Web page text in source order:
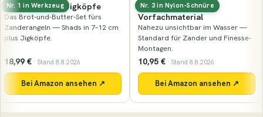
Nr. 3 in Nylon-Schnüre
Fluorocarbon-
Vorfachmaterial
Nahezu unsichtbar im Wasser —
Standard für Zander und Finesse-
10,95 € · Stand 8.8.2026
Bei Amazon ansehen ↗
Nr. 74 in Naturköder
Nays PRDTR 2.0 (8,9 cm)
Der Klassiker der Marke in der
Barschgröße — kompakter Shad
mit lebhaftem Schwanzteller.
7,99 € · Stand 8.8.2026
Bei Amazon ansehen ↗